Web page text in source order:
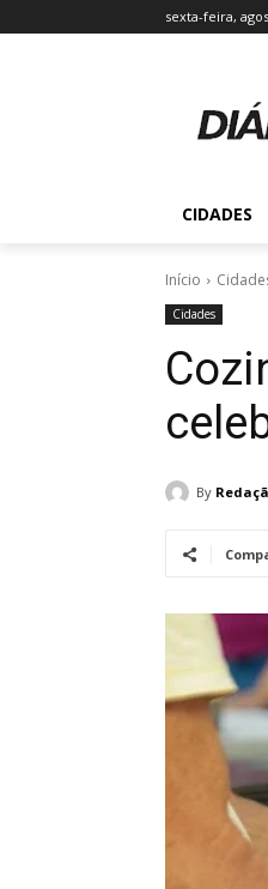
sexta-feira,
CIDADES
Início
Cidades
By